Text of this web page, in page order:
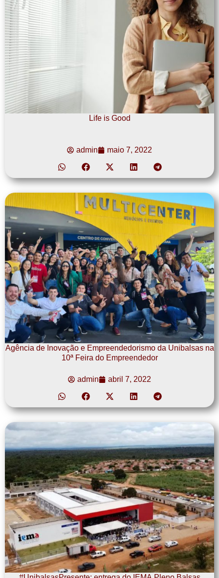
Life is Good
admin maio 7, 2022
Agência de Inovação e Empreendedorismo da Unibalsas na
10ª Feira do Empreendedor
admin abril 7, 2022